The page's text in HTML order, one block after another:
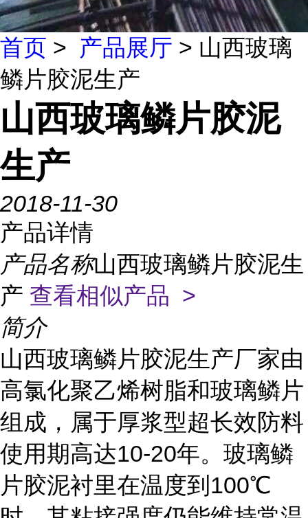
首页 > 产品展厅 > 山西玻璃
鳞片胶泥生产
山西玻璃鳞片胶泥
生产
2018-11-30
产品详情
产品名称山西玻璃鳞片胶泥生
产 查看相似产品 >
简介
山西玻璃鳞片胶泥生产厂家由
高氯化聚乙烯树脂和玻璃鳞片
组成，属于厚浆型超长效防料
使用期高达10-20年。玻璃鳞
片胶泥衬里在温度到 100℃